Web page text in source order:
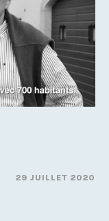
29 JUILLET 2020